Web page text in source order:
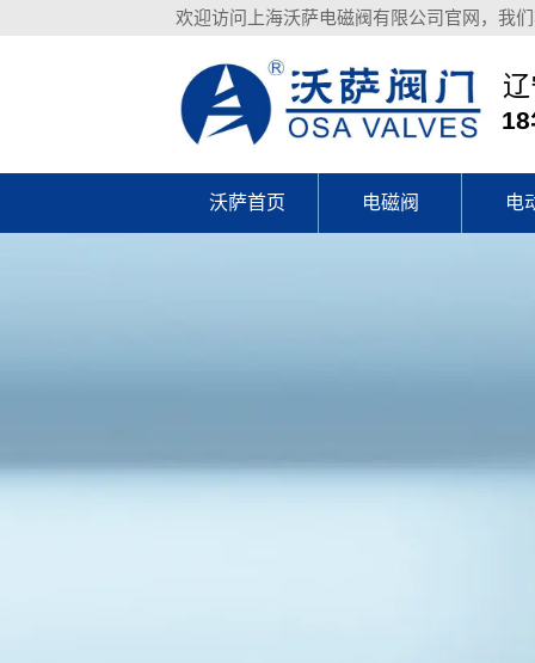
欢迎访问上海沃萨电磁阀有限公司官网，我
沃萨首页 电磁阀 电